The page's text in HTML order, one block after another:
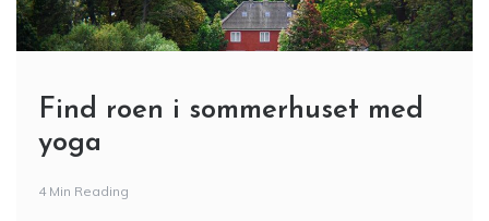
Find roen i sommerhuset med
yoga
4 Min Reading